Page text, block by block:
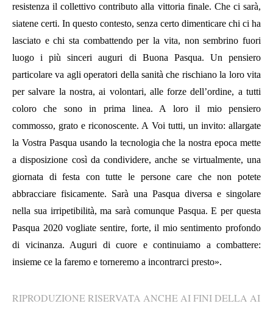
resistenza il collettivo contributo alla vittoria finale. Che ci sarà,
siatene certi. In questo contesto, senza certo dimenticare chi ci ha
lasciato e chi sta combattendo per la vita, non sembrino fuori
luogo i più sinceri auguri di Buona Pasqua. Un pensiero
particolare va agli operatori della sanità che rischiano la loro vita
per salvare la nostra, ai volontari, alle forze dell’ordine, a tutti
coloro che sono in prima linea. A loro il mio pensiero
commosso, grato e riconoscente. A Voi tutti, un invito: allargate
la Vostra Pasqua usando la tecnologia che la nostra epoca mette
a disposizione così da condividere, anche se virtualmente, una
giornata di festa con tutte le persone care che non potete
abbracciare fisicamente. Sarà una Pasqua diversa e singolare
nella sua irripetibilità, ma sarà comunque Pasqua. E per questa
Pasqua 2020 vogliate sentire, forte, il mio sentimento profondo
di vicinanza. Auguri di cuore e continuiamo a combattere:
insieme ce la faremo e torneremo a incontrarci presto».
RIPRODUZIONE RISERVATA ANCHE AI FINI DELLA AI